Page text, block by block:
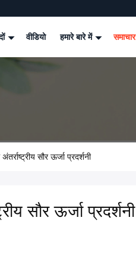
वीडियो हमारे बारे में समाचार
सौर ऊर्जा प्रदर्शनी
सौर ऊर्जा प्रदर्शनी